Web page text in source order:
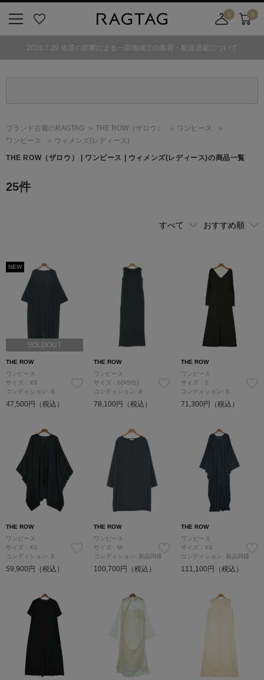
気
0
舗
カ
ト
0
2026.7.29 地震の影響による一部地域での集荷・配送遅延について
ブランド古着のRAGTAG THE ROW （ザロウ）
ワンピース
ワンピース
ウィメンズ(レディース)
THE ROW （ザロウ） | ワンピース | ウィメンズ(レディース)の商品一覧
25件
NEW
SOLDOUT
THE ROW
ワンピース
サイズ：XS
コンディション: B
47,500円（税込）
THE ROW
ワンピース
サイズ：0(XS位)
コンディション: B
78,100円（税込）
THE ROW
ワンピース
サイズ：S
コンディション: B
71,300円（税込）
THE ROW
ワンピース
サイズ：XS
コンディション: B
59,900円（税込）
THE ROW
ワンピース
サイズ：M
コンディション: 新品同様
100,700円（税込）
THE ROW
ワンピース
サイズ：XS
コンディション: 新品同様
111,100円（税込）